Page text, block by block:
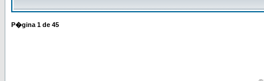
P�gina 1 de 45